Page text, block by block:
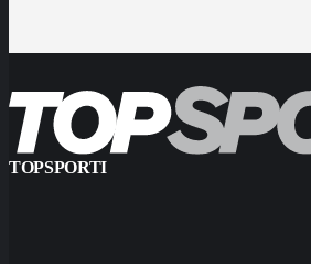
TOPSPORTI